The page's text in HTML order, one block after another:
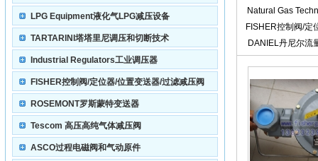
LPG Equipment液化气LPG减压设备
TARTARINI塔塔里尼调压和切断技术
Industrial Regulators工业调压器
FISHER控制阀/定位器/位置变送器/过滤减压阀
ROSEMONT罗斯蒙特变送器
Tescom 高压高纯气体减压阀
ASCO过程电磁阀和气动原件
Natural Gas
天然气调压
FISHER控制阀/定
变送器/过滤减
DANIEL丹尼尔流